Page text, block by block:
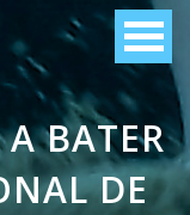
BATER
DE